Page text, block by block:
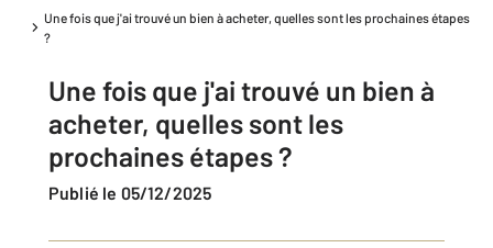
Une fois que j'ai trouvé un bien à acheter, quelles sont les prochaines étapes
?
Une fois que j'ai trouvé un bien à
acheter, quelles sont les
prochaines étapes ?
Publié le 05/12/2025